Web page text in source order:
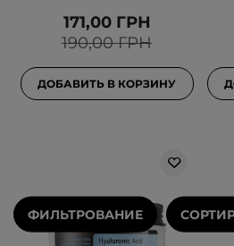
190,00 ГРН
171,00 ГРН
ДОБАВИТЬ В КОРЗИНУ
ФИЛЬТРОВАНИЕ